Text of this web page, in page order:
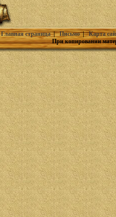
Главная страница|Письмо|Карта
При копировании